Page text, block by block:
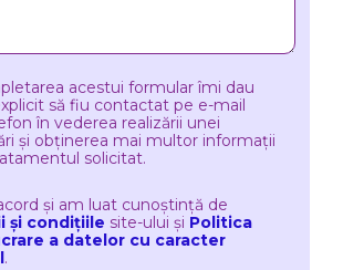
acestui formular îmi dau
să fiu contactat pe e-mail
în vederea realizării unei
și obținerea mai multor informații
solicitat.
și am luat cunoștință de
și condițiile site-ului și Politica
a datelor cu caracter
.